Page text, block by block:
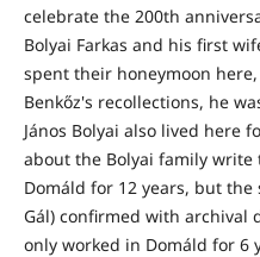
celebrate the 200th
Bolyai Farkas and his first
spent their honeymoon
Benkőz's recollections, he
János Bolyai also lived here
about the Bolyai family write
Domáld for 12 years, but
Gál) confirmed with archival
only worked in Domáld for 6